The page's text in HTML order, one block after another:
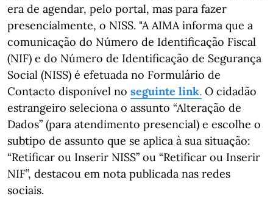
era de agendar, pelo portal, mas para fazer
presencialmente, o NISS. "A AIMA informa que a
comunicação do Número de Identificação Fiscal
(NIF) e do Número de Identificação de Segurança
Social (NISS) é efetuada no Formulário de
Contacto disponível no seguinte link. O cidadão
estrangeiro seleciona o assunto “Alteração de
Dados” (para atendimento presencial) e escolhe o
subtipo de assunto que se aplica à sua situação:
“Retificar ou Inserir NISS” ou “Retificar ou Inserir
NIF”, destacou em nota publicada nas redes
sociais.